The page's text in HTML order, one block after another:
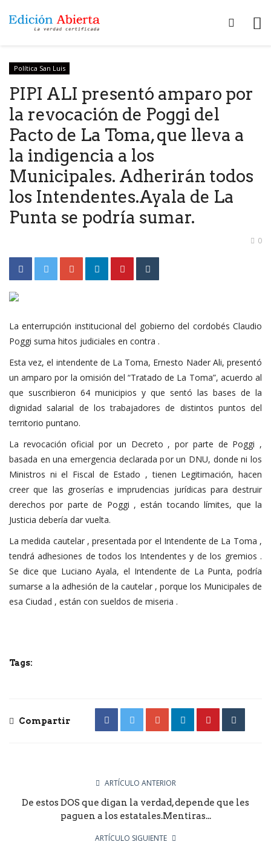
Política San Luis
PIPI ALI presentó amparo por
la revocación de Poggi del
Pacto de La Toma, que lleva a
la indigencia a los
Municipales. Adherirán todos
los Intendentes.Ayala de La
Punta se podría sumar.
0
La enterrupción institucional del gobierno del cordobés Claudio
Poggi suma hitos judiciales en contra .
Esta vez, el intendente de La Toma, Ernesto Nader Ali, presentó
un amparo por la omisión del “Tratado de La Toma”, acuerdo al
que suscribieron 64 municipios y que sentó las bases de la
dignidad salarial de los trabajadores de distintos puntos del
territorio puntano.
La revocación oficial por un Decreto , por parte de Poggi ,
basada en una emergencia declarada por un DNU, donde ni los
Ministros ni el Fiscal de Estado , tienen Legitimación, hacen
creer que las groserías e imprudencias jurídicas para destruir
derechos por parte de Poggi , están tocando límites, que la
Justicia debería dar vuelta.
La medida cautelar , presentada por el Intendente de La Toma ,
tendrá adhesiones de todos los Intendentes y de los gremios .
Se dice que Luciano Ayala, el Intendente de La Punta, podría
sumarse a la adhesión de la cautelar , porque los Municipales de
esa Ciudad , están con sueldos de miseria .
Tags:
Compartir
ARTÍCULO ANTERIOR
De estos DOS que digan la verdad, depende que les
paguen a los estatales.Mentiras...
ARTÍCULO SIGUIENTE